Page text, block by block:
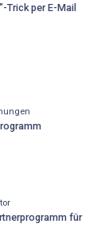
Trick per E-Mail
für